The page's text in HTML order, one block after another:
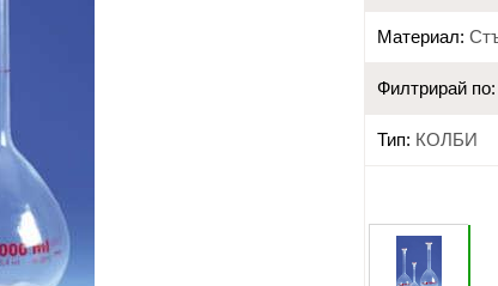
Материал:
Филтрирай по:
Тип: КОЛБИ